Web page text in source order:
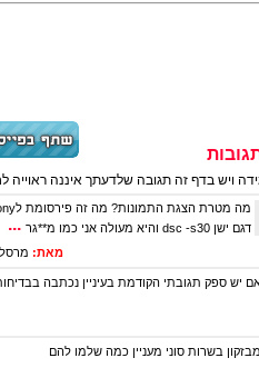
ויש בדף זה תגובה שלדעתך איננה
דגם ישן dsc -s30 והיא מעולה אני כמו מ**גר
...
מאת: מרסל
יש ספק תגובתי הקודמת בעיניין נכתבה
מבזקון בשרות סוני מעניין כמה שלמו להם